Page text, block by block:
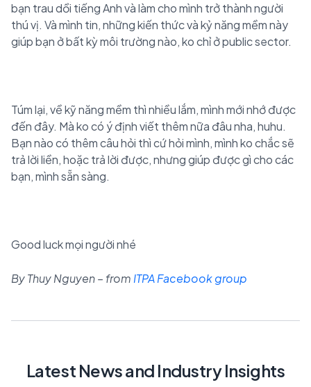
bạn trau dồi tiếng Anh và làm cho mình trở thành người
thú vị. Và mình tin, những kiến thức và kỷ năng mềm này
giúp bạn ở bất kỳ môi trường nào, ko chỉ ở public sector.
Túm lại, về kỹ năng mềm thì nhiều lắm, mình mới nhớ được
đến đây. Mà ko có ý định viết thêm nữa đâu nha, huhu.
Bạn nào có thêm câu hỏi thì cứ hỏi mình, mình ko chắc sẽ
trả lời liền, hoặc trả lời được, nhưng giúp được gì cho các
bạn, mình sẵn sàng.
Good luck mọi người nhé
By Thuy Nguyen – from ITPA Facebook group
Latest News and Industry Insights